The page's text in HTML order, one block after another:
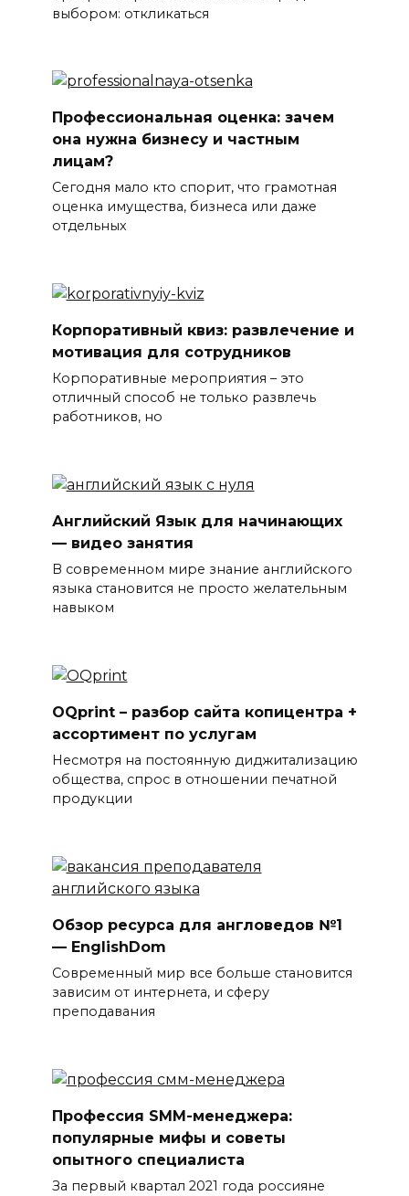
выбором: откликаться
Профессиональная оценка: зачем
она нужна бизнесу и частным
лицам?
Сегодня мало кто спорит, что грамотная
оценка имущества, бизнеса или даже
отдельных
Корпоративный квиз: развлечение и
мотивация для сотрудников
Корпоративные мероприятия – это
отличный способ не только развлечь
работников, но
Английский Язык для начинающих
— видео занятия
В современном мире знание английского
языка становится не просто желательным
навыком
OQprint – разбор сайта копицентра +
ассортимент по услугам
Несмотря на постоянную диджитализацию
общества, спрос в отношении печатной
продукции
Обзор ресурса для англоведов №1
— EnglishDom
Современный мир все больше становится
зависим от интернета, и сферу
преподавания
Профессия SMM-менеджера:
популярные мифы и советы
опытного специалиста
За первый квартал 2021 года россияне